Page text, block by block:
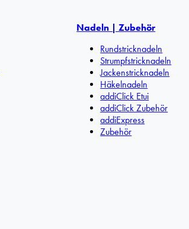
Nadeln | Zubehör
Rundstricknadeln
Strumpfstricknadeln
Jackenstricknadeln
Häkelnadeln
addiClick Etui
addiClick Zubehör
addiExpress
Zubehör